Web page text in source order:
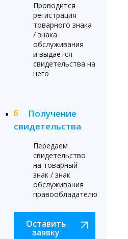
Проводится
регистрация
товарного знака
/ знака
обслуживания
и выдается
свидетельства на
него
Получение
свидетельства
Передаем
свидетельство
на товарный
знак / знак
обслуживания
правообладателю
Оставить
заявку